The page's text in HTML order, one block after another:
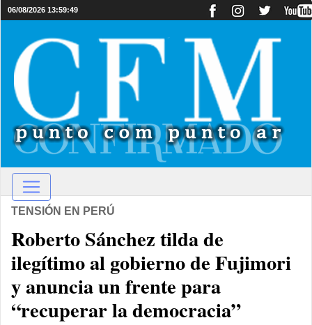
06/08/2026 13:59:49
TENSIÓN EN PERÚ
Roberto Sánchez tilda de
ilegítimo al gobierno de Fujimori
y anuncia un frente para
“recuperar la democracia”